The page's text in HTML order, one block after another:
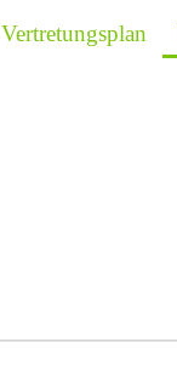
Vertretungsplan